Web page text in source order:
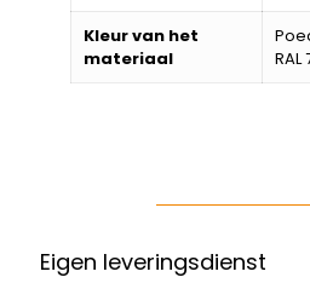
Kleur van het
materiaal
RAL
Eigen leveringsdienst